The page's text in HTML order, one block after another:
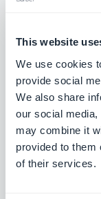
This website
We use cookies
provide social
We also share
our social
may combine it
provided to them
of their services.
Far vivere
l'app